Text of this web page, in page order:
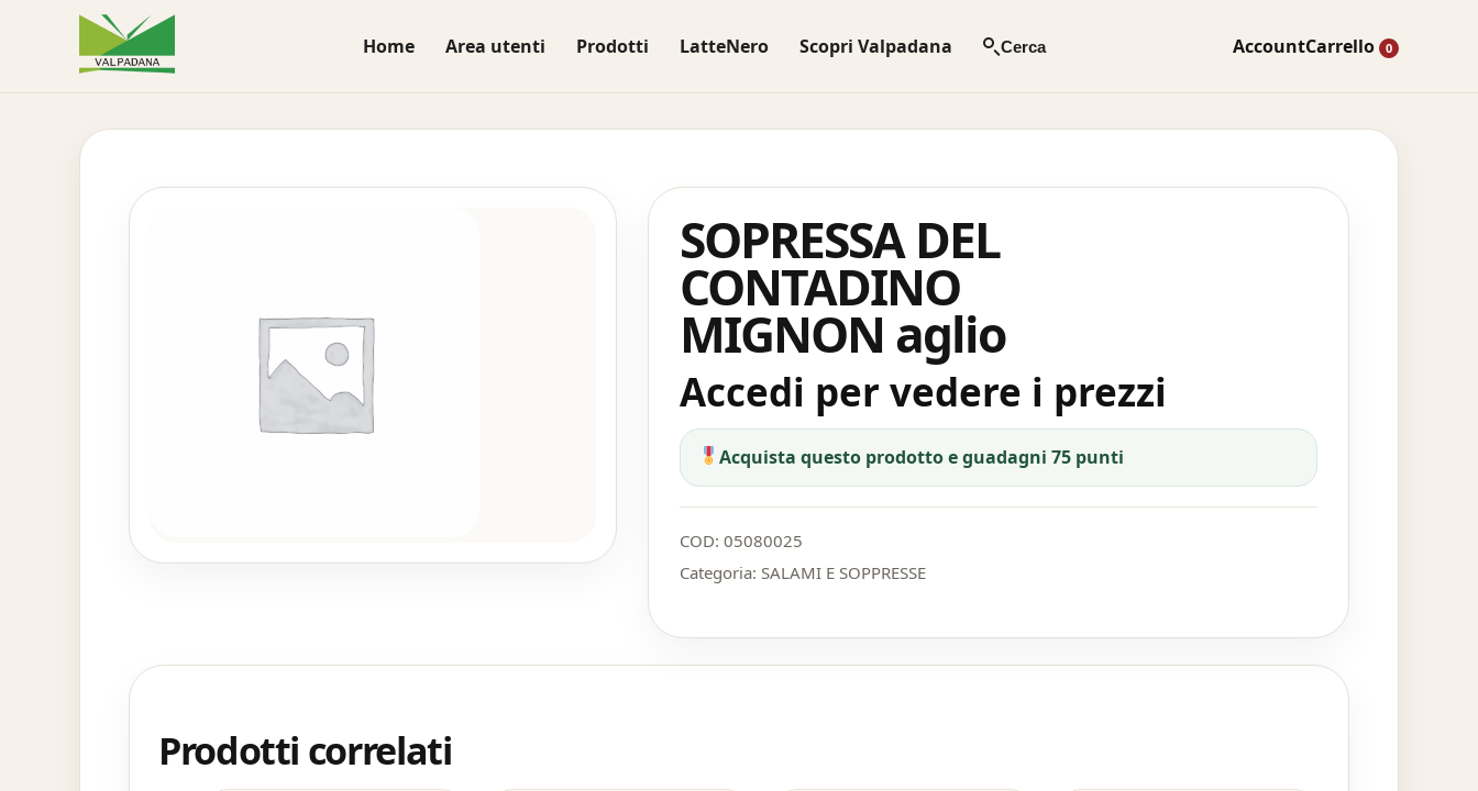
Home Area utenti Prodotti LatteNero Scopri Valpadana Cerca AccountCarrello 0
SOPRESSA DEL
CONTADINO
MIGNON aglio
Accedi per vedere i prezzi
Acquista questo prodotto e guadagni 75 punti
COD: 05080025
Categoria: SALAMI E SOPPRESSE
Prodotti correlati